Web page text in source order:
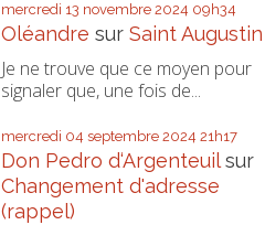
mercredi 13 novembre 2024 09h34
Oléandre sur Saint Augustin
Je ne trouve que ce moyen pour
signaler que, une fois de...
mercredi 04 septembre 2024 21h17
Don Pedro d‘Argenteuilsur
Changement d'adresse
(rappel)